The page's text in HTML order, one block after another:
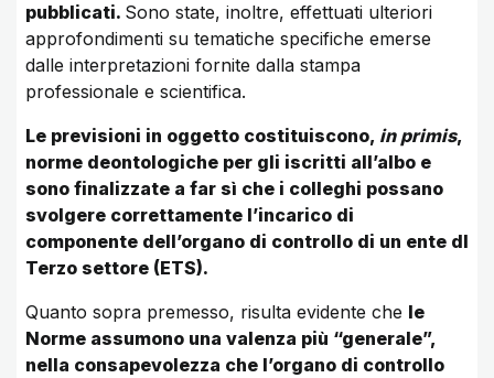
pubblicati. Sono state, inoltre, effettuati ulteriori
approfondimenti su tematiche specifiche emerse
dalle interpretazioni fornite dalla stampa
professionale e scientifica.
Le previsioni in oggetto costituiscono, in primis,
norme deontologiche per gli iscritti all’albo e
sono finalizzate a far sì che i colleghi possano
svolgere correttamente l’incarico di
componente dell’organo di controllo di un ente dl
Terzo settore (ETS).
Quanto sopra premesso, risulta evidente che le
Norme assumono una valenza più “generale”,
nella consapevolezza che l’organo di controllo